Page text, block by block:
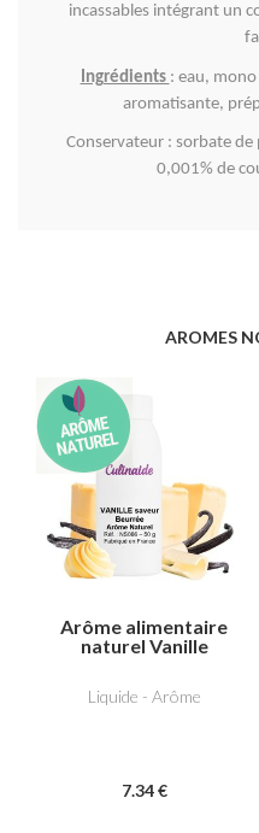
incassables intégrant un
Ingrédients : eau,
aromatisante,
Conservateur : sorbate
0,001% de
AROMES
Arôme alimentaire
naturel Vanille
Liquide - Arôme
7.34 €